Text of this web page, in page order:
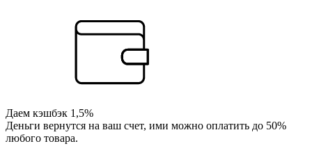
Даем кэшбэк 1,5%
Деньги вернутся на ваш счет, ими можно оплатить до 50%
любого товара.